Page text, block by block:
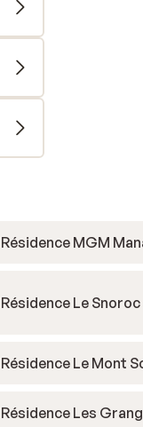
Résidence MGM
Résidence Le Snoroc
Résidence Le Mont
Résidence Les